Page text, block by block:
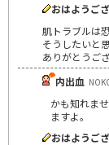
おはようご
肌トラブルは
そうしたいと
ありがとうご
内出血
かも知れま
ますよ。
おはようご